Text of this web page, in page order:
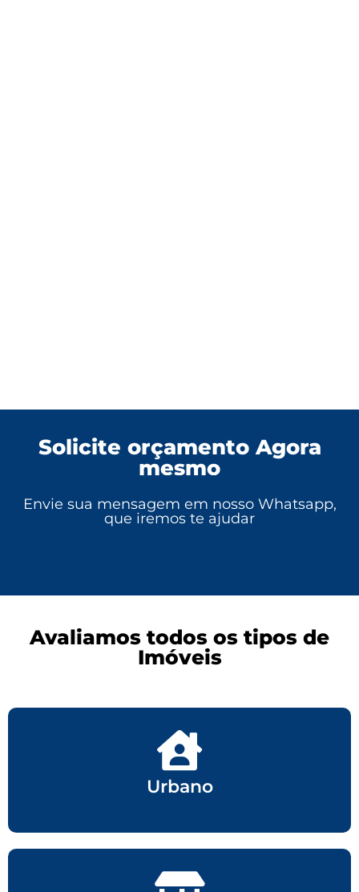
Solicite orçamento Agora
mesmo
Envie sua mensagem em nosso Whatsapp,
que iremos te ajudar
Avaliamos todos os tipos de
Imóveis
Urbano